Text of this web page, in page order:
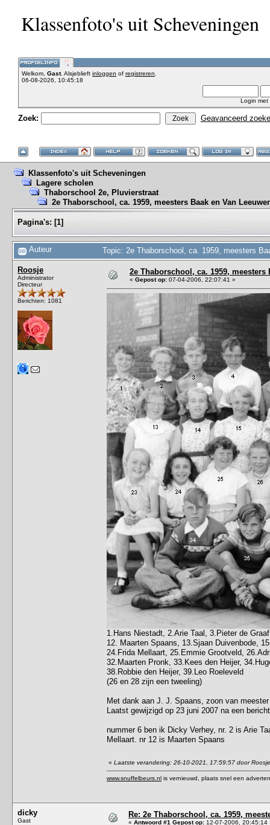
Klassenfoto's uit Scheveningen
Welkom, Gast. Alsjeblieft inloggen of registreren
06-08-2026, 10:45:18
Login met
Zoek: Geavanceerd
Klassenfoto's uit Scheveningen
Lagere scholen
Thaborschool 2e, Pluvierstraat
2e Thaborschool, ca. 1959, meesters Baak en Van
Pagina's: [1]
Auteur Topic: 2e Thaborschool, ca. 1959, meesters
Roosje
Administrator
Directeur
Berichten: 1081
2e Thaborschool, ca. 1959, meesters
« Gepost op: 07-04-2006, 22:07:41 »
1.Hans Niestadt, 2.Arie Taal, 3.Pieter de
12. Maarten Spaans, 13.Sjaan Duivenbode,
24.Frida Mellaart, 25.Emmie Grootveld,
32.Maarten Pronk, 33.Kees den Heijer,
38.Robbie den Heijer, 39.Leo Roeleveld
(26 en 28 zijn een tweeling)
Met dank aan J. J. Spaans, zoon van
Laatst gewijzigd op 23 juni 2007 na een
nummer 6 ben ik Dicky Verhey, nr. 2 is Arie
Mellaart. nr 12 is Maarten Spaans
« Laatste verandering: 26-10-2021, 17:59:57 door Roosje
www.snuffelbeurs.nl is vernieuwd, plaats snel een
dicky
Gast
Re: 2e Thaborschool, ca. 1959,
« Antwoord #1 Gepost op: 12-07-2006, 20:45:14